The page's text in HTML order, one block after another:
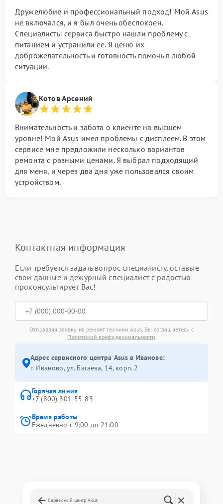
Дружелюбие и профессиональный подход! Мой Asus
не включался, и я был очень обеспокоен.
Специалисты сервиса быстро нашли проблему с
питанием и устранили ее. Я ценю их
доброжелательность и готовность помочь в любой
ситуации.
Котов Арсений
Внимательность и забота о клиенте на высшем
уровне! Мой Asus имел проблемы с дисплеем. В этом
сервисе мне предложили несколько вариантов
ремонта с разными ценами. Я выбрал подходящий
для меня, и через два дня уже пользовался своим
устройством.
Контактная информация
Если требуется задать вопрос специалисту, оставьте
свои данные и дежурный специалист с радостью
проконсультирует Вас!
Отправляя заявку на ремонт техники Asus, Вы соглашаетесь с
Политикой конфиденциальности
Адрес сервисного центра Asus в Иванове:
г. Иваново, ул. Багаева, 14, корп. 2
Горячая линия
+7 (800) 301-55-83
Время работы
Ежедневно с 9:00 до 21:00
Сервисный центр Asus